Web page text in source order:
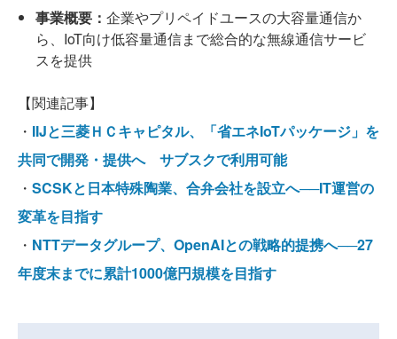
事業概要： 企業やプリペイドユースの大容量通信か
ら、IoT向け低容量通信まで総合的な無線通信サービ
スを提供
【関連記事】
・ IIJと三菱ＨＣキャピタル、「省エネIoTパッケージ」を
共同で開発・提供へ サブスクで利用可能
・ SCSKと日本特殊陶業、合弁会社を設立へ──IT運営の
変革を目指す
・ NTTデータグループ、OpenAIとの戦略的提携へ──27
年度末までに累計1000億円規模を目指す